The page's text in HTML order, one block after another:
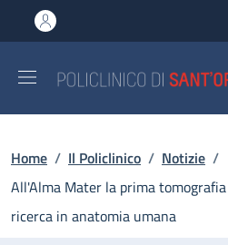
al contenuto principale
to footer content
Briciole di pane
Home / Il Policlinico / Notizie /
All'Alma Mater la prima
ricerca in anatomia umana